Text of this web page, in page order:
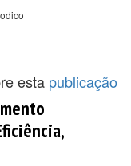
esta publicação